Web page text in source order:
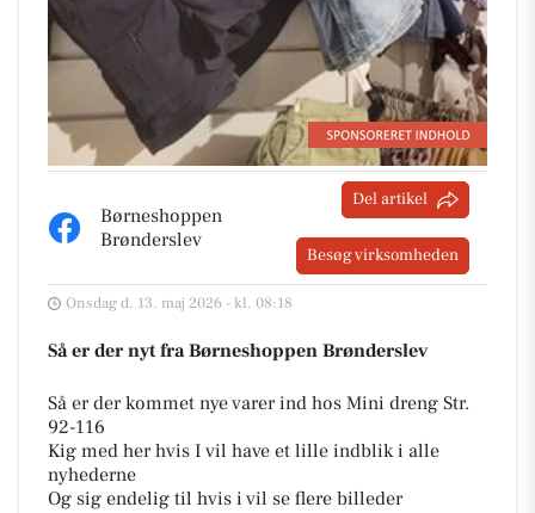
Børneshoppen
Brønderslev
Del artikel
Besøg virksomheden
Onsdag d. 13. maj 2026 - kl. 08:18
Så er der nyt fra Børneshoppen Brønderslev
Så er der kommet nye varer ind hos Mini dreng Str.
92-116
Kig med her hvis I vil have et lille indblik i alle
nyhederne
Og sig endelig til hvis i vil se flere billeder